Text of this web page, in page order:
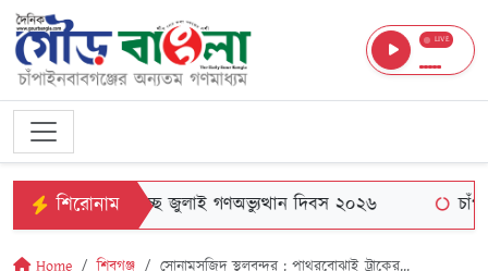
LIVE
শিরোনাম
পালিত হচ্ছে জুলাই গণঅভ্যুত্থান দিবস ২০২৬